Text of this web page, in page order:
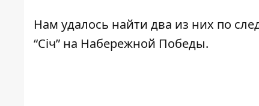
Нам удалось найти два из них по
“Січ” на Набережной Победы.